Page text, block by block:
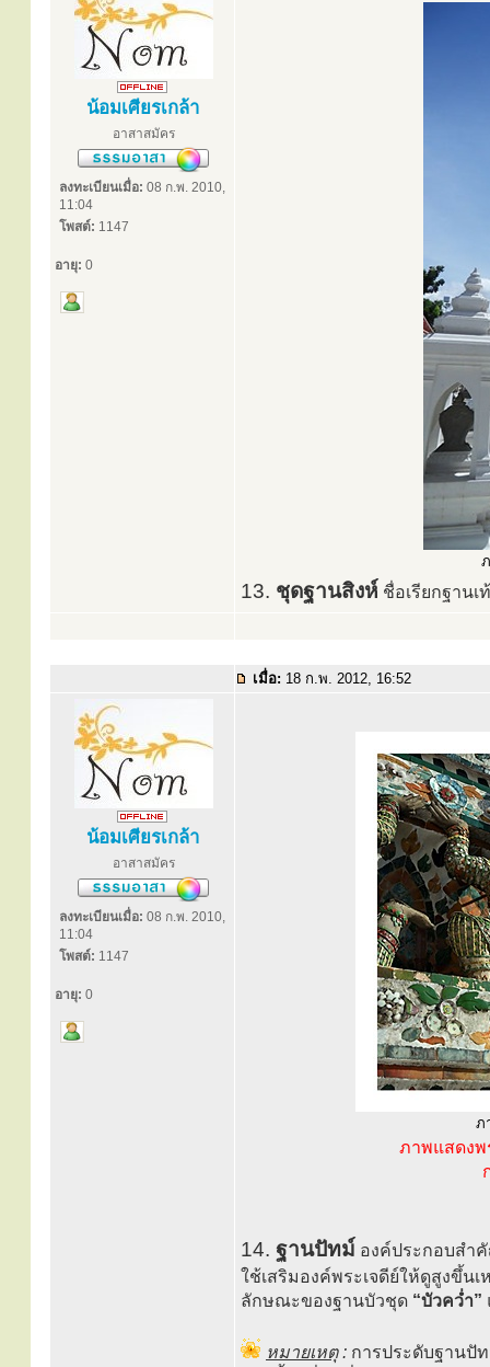
น้อมเศียรเกล้า
อาสาสมัคร
ลงทะเบียนเมื่อ: 08 ก.พ. 2010,
11:04
โพสต์: 1147
อายุ: 0
13. ชุดฐานสิงห์ ชื่อเรียกฐาน
เมื่อ: 18 ก.พ. 2012, 16:52
น้อมเศียรเกล้า
อาสาสมัคร
ลงทะเบียนเมื่อ: 08 ก.พ. 2010,
11:04
โพสต์: 1147
อายุ: 0
ภ
ภาพแสดงพ
14. ฐานปัทม์ องค์ประกอบสำ
ใช้เสริมองค์พระเจดีย์ให้ดูสูงขึ้นเ
ลักษณะของฐานบัวชุด “บัวคว่ำ”
หมายเหตุ: การประดับฐานปั